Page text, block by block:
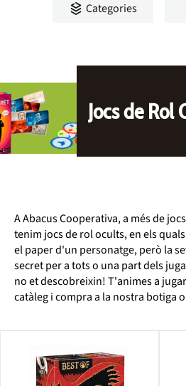
Categories
Jocs de Rol
A Abacus Cooperativa, a més de
tenim jocs de rol ocults, en els
el paper d'un personatge, però la
secret per a tots o una part dels
no et descobreixin! T'animes a
catàleg i compra a la nostra botiga